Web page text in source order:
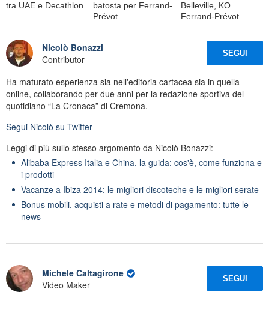
tra UAE e Decathlon
batosta per Ferrand-
Prévot
Belleville, KO
Ferrand-Prévot
Nicolò Bonazzi
Contributor
SEGUI
Ha maturato esperienza sia nell'editoria cartacea sia in quella
online, collaborando per due anni per la redazione sportiva del
quotidiano “La Cronaca” di Cremona.
Segui Nicolò su Twitter
Leggi di più sullo stesso argomento da Nicolò Bonazzi:
Alibaba Express Italia e China, la guida: cos'è, come funziona e
i prodotti
Vacanze a Ibiza 2014: le migliori discoteche e le migliori serate
Bonus mobili, acquisti a rate e metodi di pagamento: tutte le
news
Michele Caltagirone
Video Maker
SEGUI